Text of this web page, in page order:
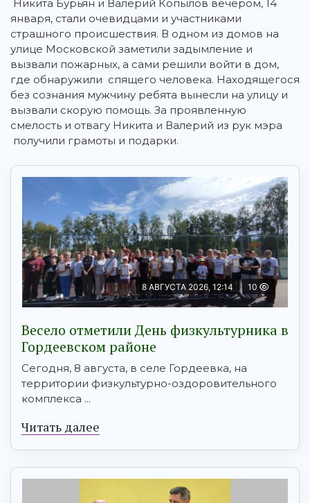
Никита Бурьян и Валерий Копылов вечером, 14
января, стали очевидцами и участниками
страшного происшествия. В одном из домов на
улице Московской заметили задымление и
вызвали пожарных, а сами решили войти в дом,
где обнаружили спящего человека. Находящегося
без сознания мужчину ребята вынесли на улицу и
вызвали скорую помощь. За проявленную
смелость и отвагу Никита и Валерий из рук мэра
получили грамоты и подарки.
8 АВГУСТА 2026, 12:14 10
Весело отметили День физкультурника в
Гордеевском районе
Сегодня, 8 августа, в селе Гордеевка, на
территории физкультурно-оздоровительного
комплекса ...
Читать далее